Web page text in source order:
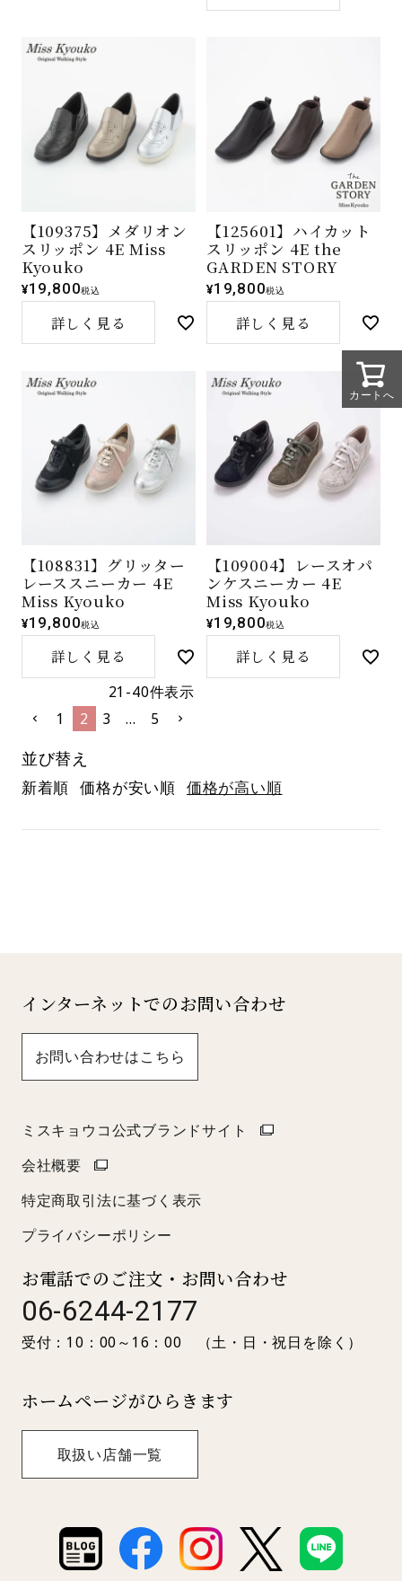
【109375】メダリオン
スリッポン 4E Miss
Kyouko
¥19,800税込
詳しく見る
【125601】ハイカット
スリッポン 4E the
GARDEN STORY
¥19,800税込
詳しく見る
【108831】グリッター
レーススニーカー 4E
Miss Kyouko
¥19,800税込
詳しく見る
【109004】レースオパ
ンケスニーカー 4E
Miss Kyouko
¥19,800税込
詳しく見る
並び替え
新着順 価格が安い順 価格が高い順
21 -40件表示
1
2 3 … 5
カートへ
インターネットでのお問い合わせ
お問い合わせはこちら
ミスキョウコ公式ブランドサイト
会社概要
特定商取引法に基づく表示
プライバシーポリシー
お電話でのご注文・お問い合わせ
06-6244-2177
受付：10：00～16：00 （土・日・祝日を除く）
ホームページがひらきます
取扱い店舗一覧